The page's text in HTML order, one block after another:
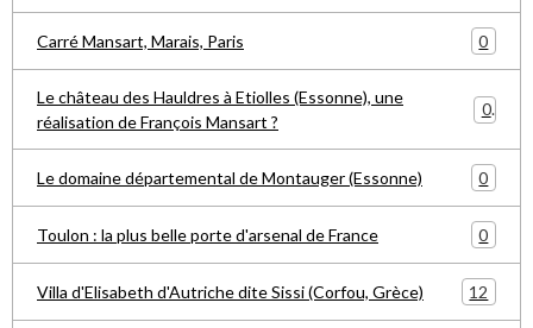
Carré Mansart, Marais, Paris 0
Le château des Hauldres à Etiolles (Essonne), une
réalisation de François Mansart ?
0
Le domaine départemental de Montauger (Essonne) 0
Toulon : la plus belle porte d'arsenal de France 0
Villa d'Elisabeth d'Autriche dite Sissi (Corfou, Grèce) 12